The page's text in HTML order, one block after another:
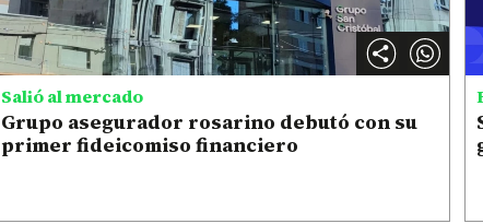
Salió al mercado
Grupo asegurador rosarino debutó con su
primer fideicomiso financiero